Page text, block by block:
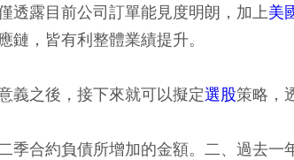
透露目前公司訂單能見度明朗，加上美
鏈，皆有利整體業績提升。
義之後，接下來就可以擬定選股策略，
季合約負債所增加的金額。二、過去一